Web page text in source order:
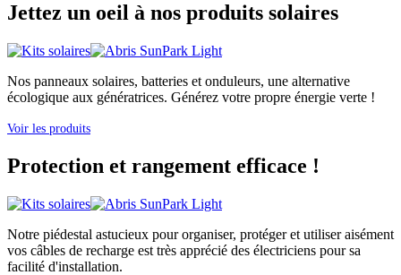
Jettez un oeil à nos produits solaires
Nos panneaux solaires, batteries et onduleurs, une alternative
écologique aux génératrices. Générez votre propre énergie verte !
Voir les produits
Protection et rangement efficace !
Notre piédestal astucieux pour organiser, protéger et utiliser aisément
vos câbles de recharge est très apprécié des électriciens pour sa
facilité d'installation.